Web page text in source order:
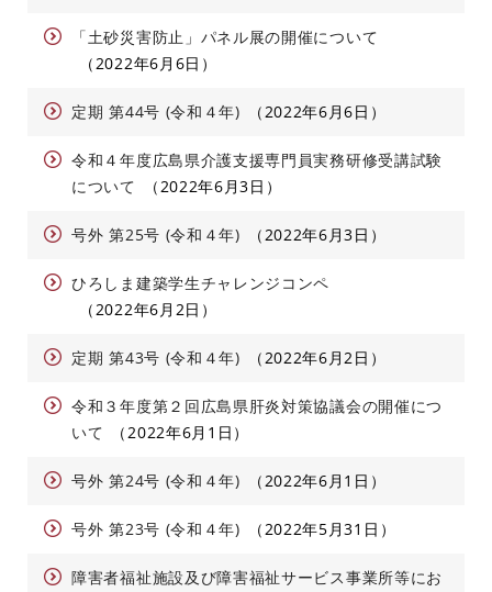
「土砂災害防止」パネル展の開催について
2022年6月6日
定期 第44号 (令和４年) 2022年6月6日
令和４年度広島県介護支援専門員実務研修受講試験
について
2022年6月3日
号外 第25号 (令和４年) 2022年6月3日
ひろしま建築学生チャレンジコンペ
2022年6月2日
定期 第43号 (令和４年) 2022年6月2日
令和３年度第２回広島県肝炎対策協議会の開催につ
いて
2022年6月1日
号外 第24号 (令和４年) 2022年6月1日
号外 第23号 (令和４年) 2022年5月31日
障害者福祉施設及び障害福祉サービス事業所等にお